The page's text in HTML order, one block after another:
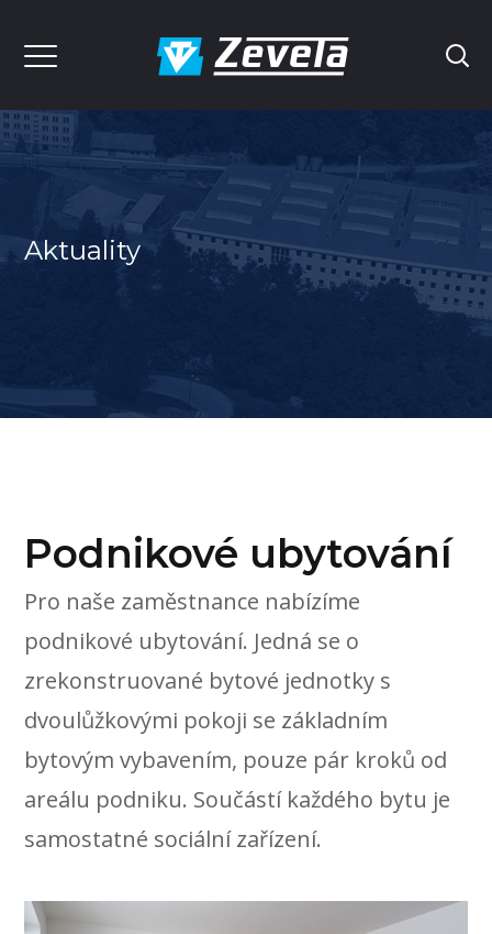
Aktuality
Podnikové ubytování
Pro naše zaměstnance nabízíme
podnikové ubytování. Jedná se o
zrekonstruované bytové jednotky s
dvoulůžkovými pokoji se základním
bytovým vybavením, pouze pár kroků od
areálu podniku. Součástí každého bytu je
samostatné sociální zařízení.